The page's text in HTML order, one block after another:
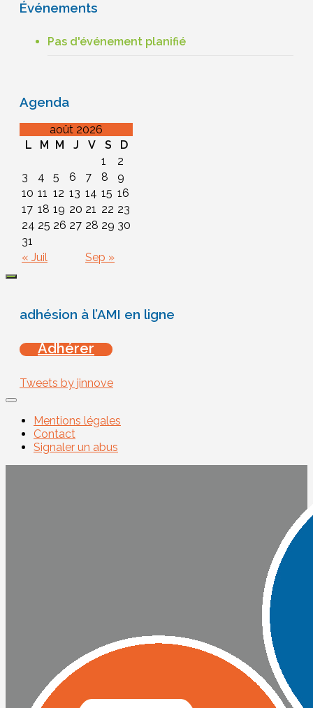
Événements
Pas d'événement planifié
Agenda
août 2026
L
M M J V S
D
1
2
3
4 5 6 7 8
9
10 11 12 13 14 15 16
17 18 19 20 21 22 23
24 25 26 27 28 29 30
31
« Juil
Sep »
adhésion à l’AMI en ligne
Adhérer
Tweets by jinnove
Mentions légales
Contact
Signaler un abus